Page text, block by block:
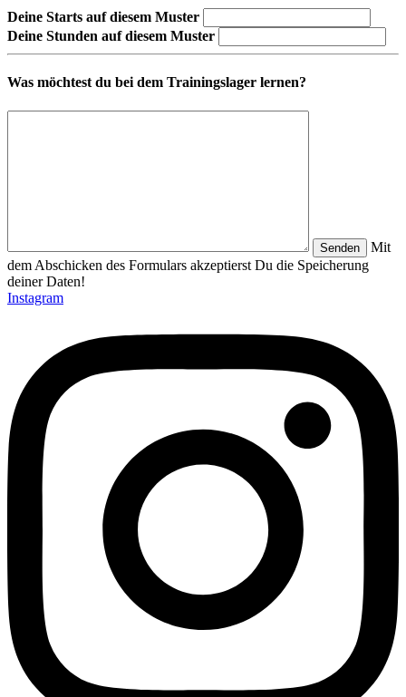
Deine Starts auf diesem Muster
Deine Stunden auf diesem Muster
Was möchtest du bei dem Trainingslager lernen?
Mit
dem Abschicken des Formulars akzeptierst Du die Speicherung
deiner Daten!
Instagram